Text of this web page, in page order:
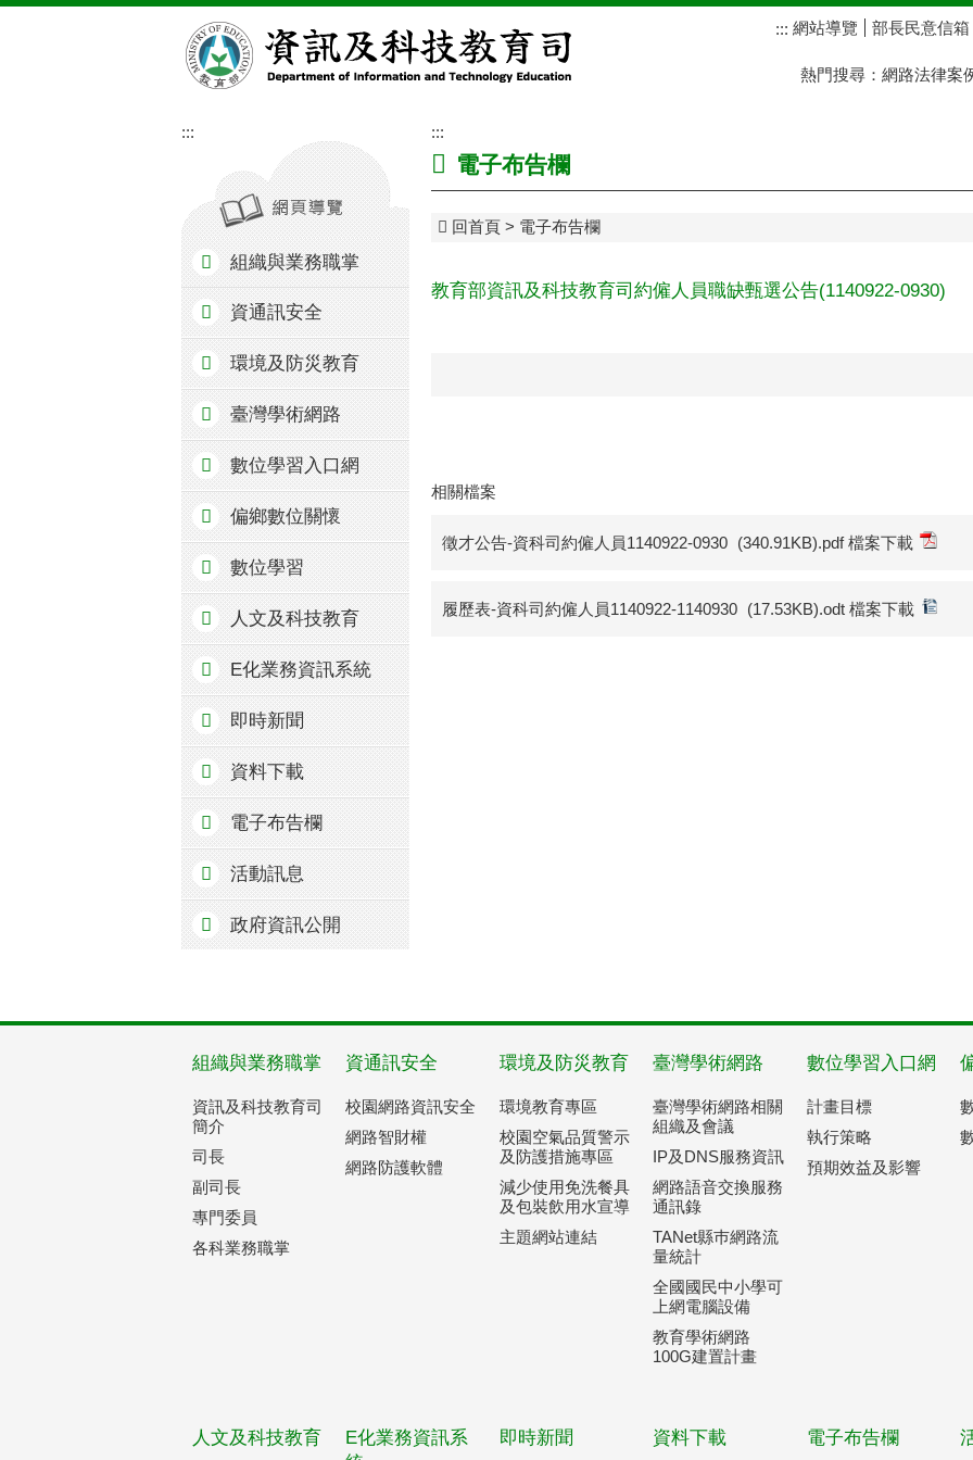
::: 網站導覽 部長民意信箱
熱門搜尋： 網路法律案
:::
組織與業務職掌
資通訊安全
環境及防災教育
臺灣學術網路
數位學習入口網
偏鄉數位關懷
數位學習
人文及科技教育
E化業務資訊系統
即時新聞
資料下載
電子布告欄
活動訊息
政府資訊公開
:::
電子布告欄
回首頁 電子布告欄
教育部資訊及科技教育司約僱人員職缺甄選公告(1140922-0930)
相關檔案
徵才公告-資科司約僱人員1140922-0930 (340.91KB).pdf 檔案下載
履歷表-資科司約僱人員1140922-1140930 (17.53KB).odt 檔案下載
組織與業務職掌
資訊及科技教育司
簡介
司長
副司長
專門委員
各科業務職掌
資通訊安全
校園網路資訊安全
網路智財權
網路防護軟體
環境及防災教育
環境教育專區
校園空氣品質警示
及防護措施專區
減少使用免洗餐具
及包裝飲用水宣導
主題網站連結
臺灣學術網路
臺灣學術網路相關
組織及會議
IP及DNS服務資訊
網路語音交換服務
通訊錄
TANet縣巿網路流
量統計
全國國民中小學可
上網電腦設備
教育學術網路
100G建置計畫
數位學習入口網
計畫目標
執行策略
預期效益及影響
人文及科技教育
E化業務資訊系
即時新聞 資料下載 電子布告欄